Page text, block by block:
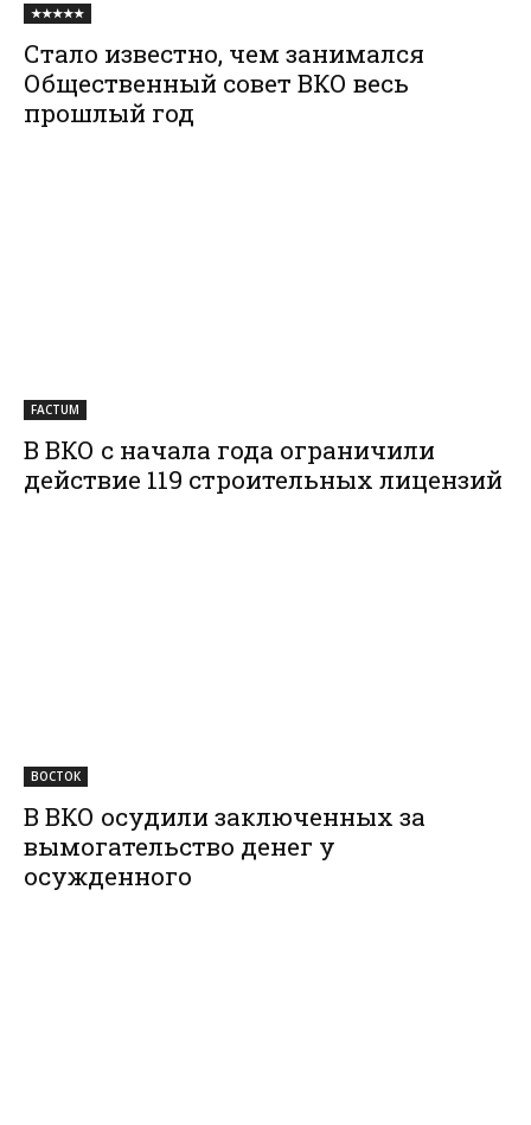
★★★★★
Стало известно, чем занимался
Общественный совет ВКО весь
прошлый год
FACTUM
В ВКО с начала года ограничили
действие 119 строительных лицензий
ВОСТОК
В ВКО осудили заключенных за
вымогательство денег у
осужденного